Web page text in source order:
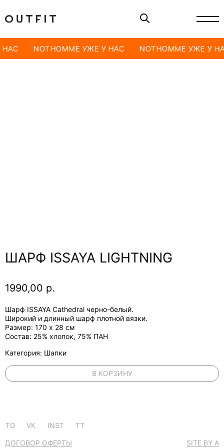
НАС NOTHOMME УЖЕ У НАС NOTHOMME УЖЕ У
ШАРФ ISSAYA LIGHTNING
1990,00 р.
В КОРЗИНУ
Шарф ISSAYA Cathedral черно-белый.
Широкий и длинный шарф плотной вязки.
Размер: 170 x 28 см
Состав: 25% хлопок, 75% ПАН
Категория: Шапки
ДОГОВОР ОФЕРТЫ SITE BY A
TG INST
VK TT